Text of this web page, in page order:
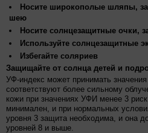
Носите широкополые шляпы,
шею
Носите солнцезащитные очки,
Используйте солнцезащитные
Избегайте соляриев
Защищайте от солнца детей и
УФ-индекс может принимать
соответствуют более сильному
кожи при значениях УФИ менее 3
минимален, и при нормальных
уровня 3 защита необходима, и она
уровней 8 и выше.